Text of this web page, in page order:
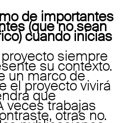
de importantes
(que no sean
cuando inicias
siempre
su contexto.
un marco de
el proyecto vivirá
que
veces trabajas
otras no.